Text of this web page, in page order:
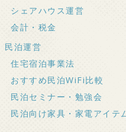
シェアハウス運営
会計・税金
民泊運営
住宅宿泊事業法
おすすめ民泊WiFi比較
民泊セミナー・勉強会
民泊向け家具・家電アイテ